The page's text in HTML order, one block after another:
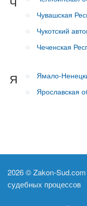
Чувашская
Чукотский
Чеченская
Я
Ямало-
Ярославская
2026 ©Zakon-
судебных процессов